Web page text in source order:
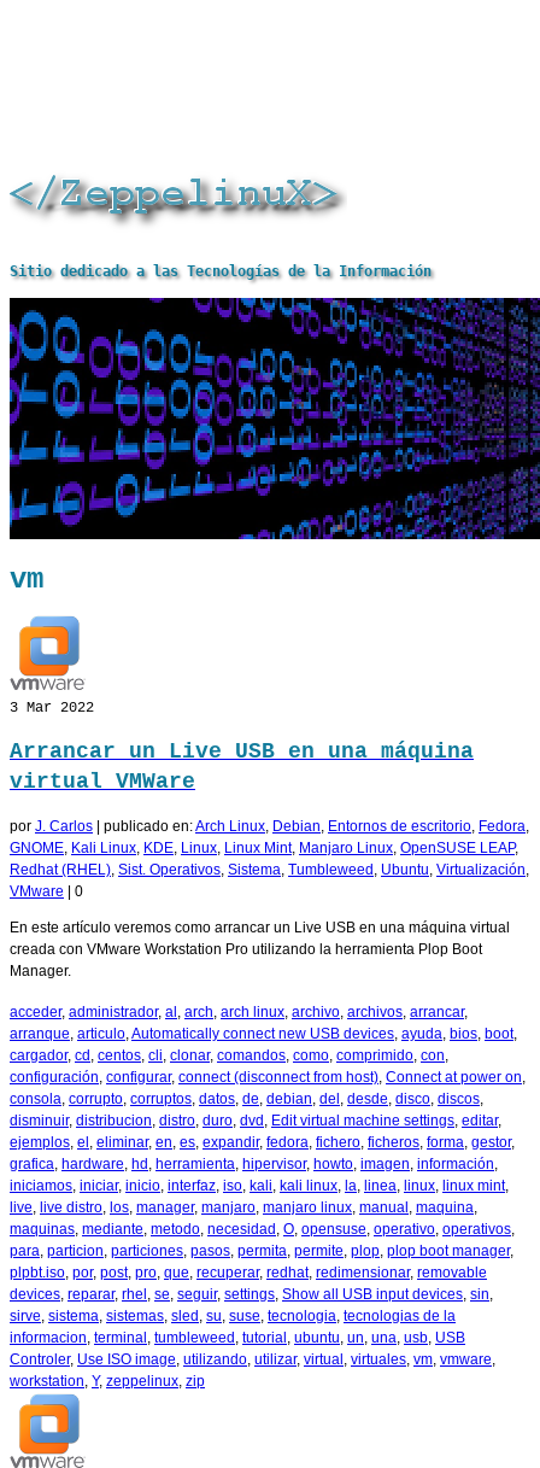
Sitio dedicado a las Tecnologías de la Información
vm
3 Mar 2022
Arrancar un Live USB en una máquina
virtual VMWare
por J. Carlos publicado en:Arch Linux, Debian, Entornos de escritorio, Fedora,
GNOME, Kali Linux, KDE, Linux, Linux Mint, Manjaro Linux, OpenSUSE LEAP,
Redhat (RHEL), Sist. Operativos, Sistema, Tumbleweed , Ubuntu, Virtualización,
VMware
0
En este artículo veremos como arrancar un Live USB en una máquina virtual
creada con VMware Workstation Pro utilizando la herramienta Plop Boot
Manager.
acceder, administrador, al , arch, arch linux, archivo, archivos, arrancar,
arranque, articulo,Automatically connect new USB devices, ayuda, bios, boot,
cargador, cd , centos, cli, clonar, comandos, como, comprimido, con,
configuración, configurar, connect (disconnect from host), Connect at power on,
consola, corrupto, corruptos, datos, de, debian, del , desde, disco, discos,
disminuir, distribucion, distro, duro, dvd , Edit virtual machine settings, editar,
ejemplos, el , eliminar, en, es, expandir, fedora, fichero, ficheros, forma, gestor,
grafica, hardware, hd , herramienta, hipervisor, howto, imagen, información,
iniciamos, iniciar, inicio, interfaz, iso, kali, kali linux, la, linea, linux, linux mint,
live, live distro, los, manager, manjaro, manjaro linux, manual , maquina,
maquinas, mediante, metodo, necesidad , O, opensuse, operativo, operativos,
para, particion, particiones, pasos, permita, permite, plop, plop boot manager,
plpbt.iso, por, post, pro, que, recuperar, redhat, redimensionar, removable
devices, reparar, rhel , se, seguir, settings, Show all USB input devices, sin,
sirve, sistema, sistemas, sled , su, suse, tecnologia, tecnologias de la
informacion, terminal , tumbleweed , tutorial , ubuntu, un, una, usb, USB
Controler, Use ISO image, utilizando, utilizar, virtual , virtuales, vm, vmware,
workstation, Y, zeppelinux, zip